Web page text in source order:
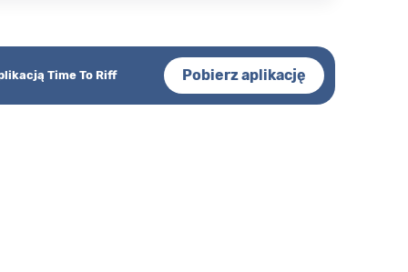
Time To Riff Pobierz aplikację